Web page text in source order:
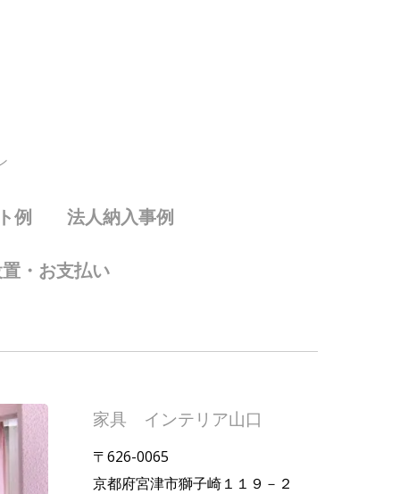
例 法人納入事例
・お支払い
家具 インテリア山口
〒626-0065
京都府宮津市獅子崎１１９－２